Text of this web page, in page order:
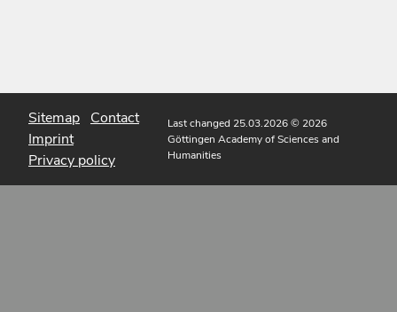
Sitemap Contact
Imprint
Privacy policy
Last changed 25.03.2026© 2026
Göttingen Academy of Sciences and
Humanities